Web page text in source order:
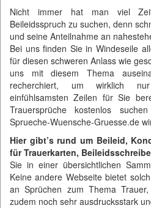
Nicht immer hat man viel
Beileidsspruch zu suchen, denn
und seine Anteilnahme an
Bei uns finden Sie in Windeseile
für diesen schweren Anlass wie
uns mit diesem Thema
recherchiert, um wirklich
einfühlsamsten Zeilen für Sie
Trauersprüche kostenlos
Sprueche-Wuensche-Gruesse.de
Hier gibt’s rund um Beileid,
für Trauerkarten,
Sie in einer übersichtlichen
Keine andere Webseite bietet
an Sprüchen zum Thema
zudem noch sehr ausdrucksstark